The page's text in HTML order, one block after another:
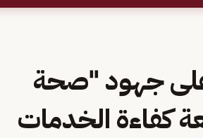
جهود "صحة
كفاءة الخدمات